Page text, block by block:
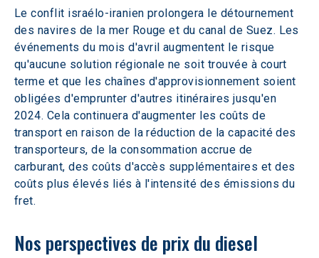
Le conflit israélo-iranien prolongera le détournement
des navires de la mer Rouge et du canal de Suez. Les
événements du mois d'avril augmentent le risque
qu'aucune solution régionale ne soit trouvée à court
terme et que les chaînes d'approvisionnement soient
obligées d'emprunter d'autres itinéraires jusqu'en
2024. Cela continuera d'augmenter les coûts de
transport en raison de la réduction de la capacité des
transporteurs, de la consommation accrue de
carburant, des coûts d'accès supplémentaires et des
coûts plus élevés liés à l'intensité des émissions du
fret.
Nos perspectives de prix du diesel